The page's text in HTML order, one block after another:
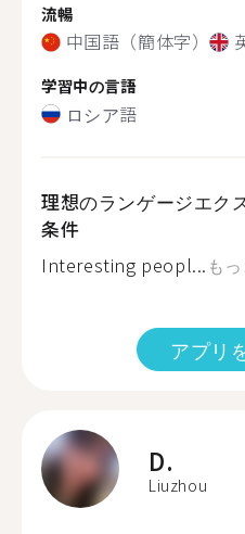
流暢
中国語（簡体字）
学習中の言語
ロシア語
理想のランゲージエク
条件
Interesting peopl... も
アプリ
D.
Liuzhou